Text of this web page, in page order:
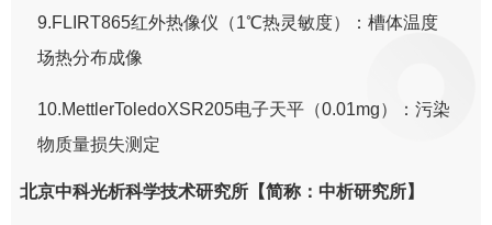
9.FLIRT865红外热像仪（1℃热灵敏度）：槽体温度
场热分布成像
10.MettlerToledoXSR205电子天平（0.01mg）：污染
物质量损失测定
北京中科光析科学技术研究所【简称：中析研究所】